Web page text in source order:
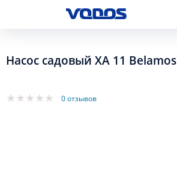
Насос садовый XA 11 Belamos
0 отзывов